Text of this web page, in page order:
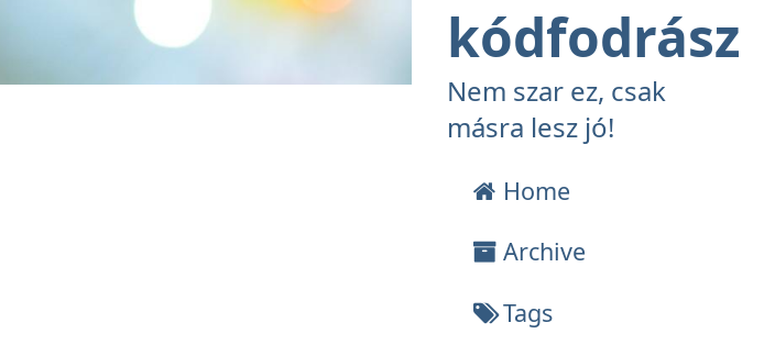
kódfodrász
Nem szar ez, csak
másra lesz jó!
Home
Archive
Tags